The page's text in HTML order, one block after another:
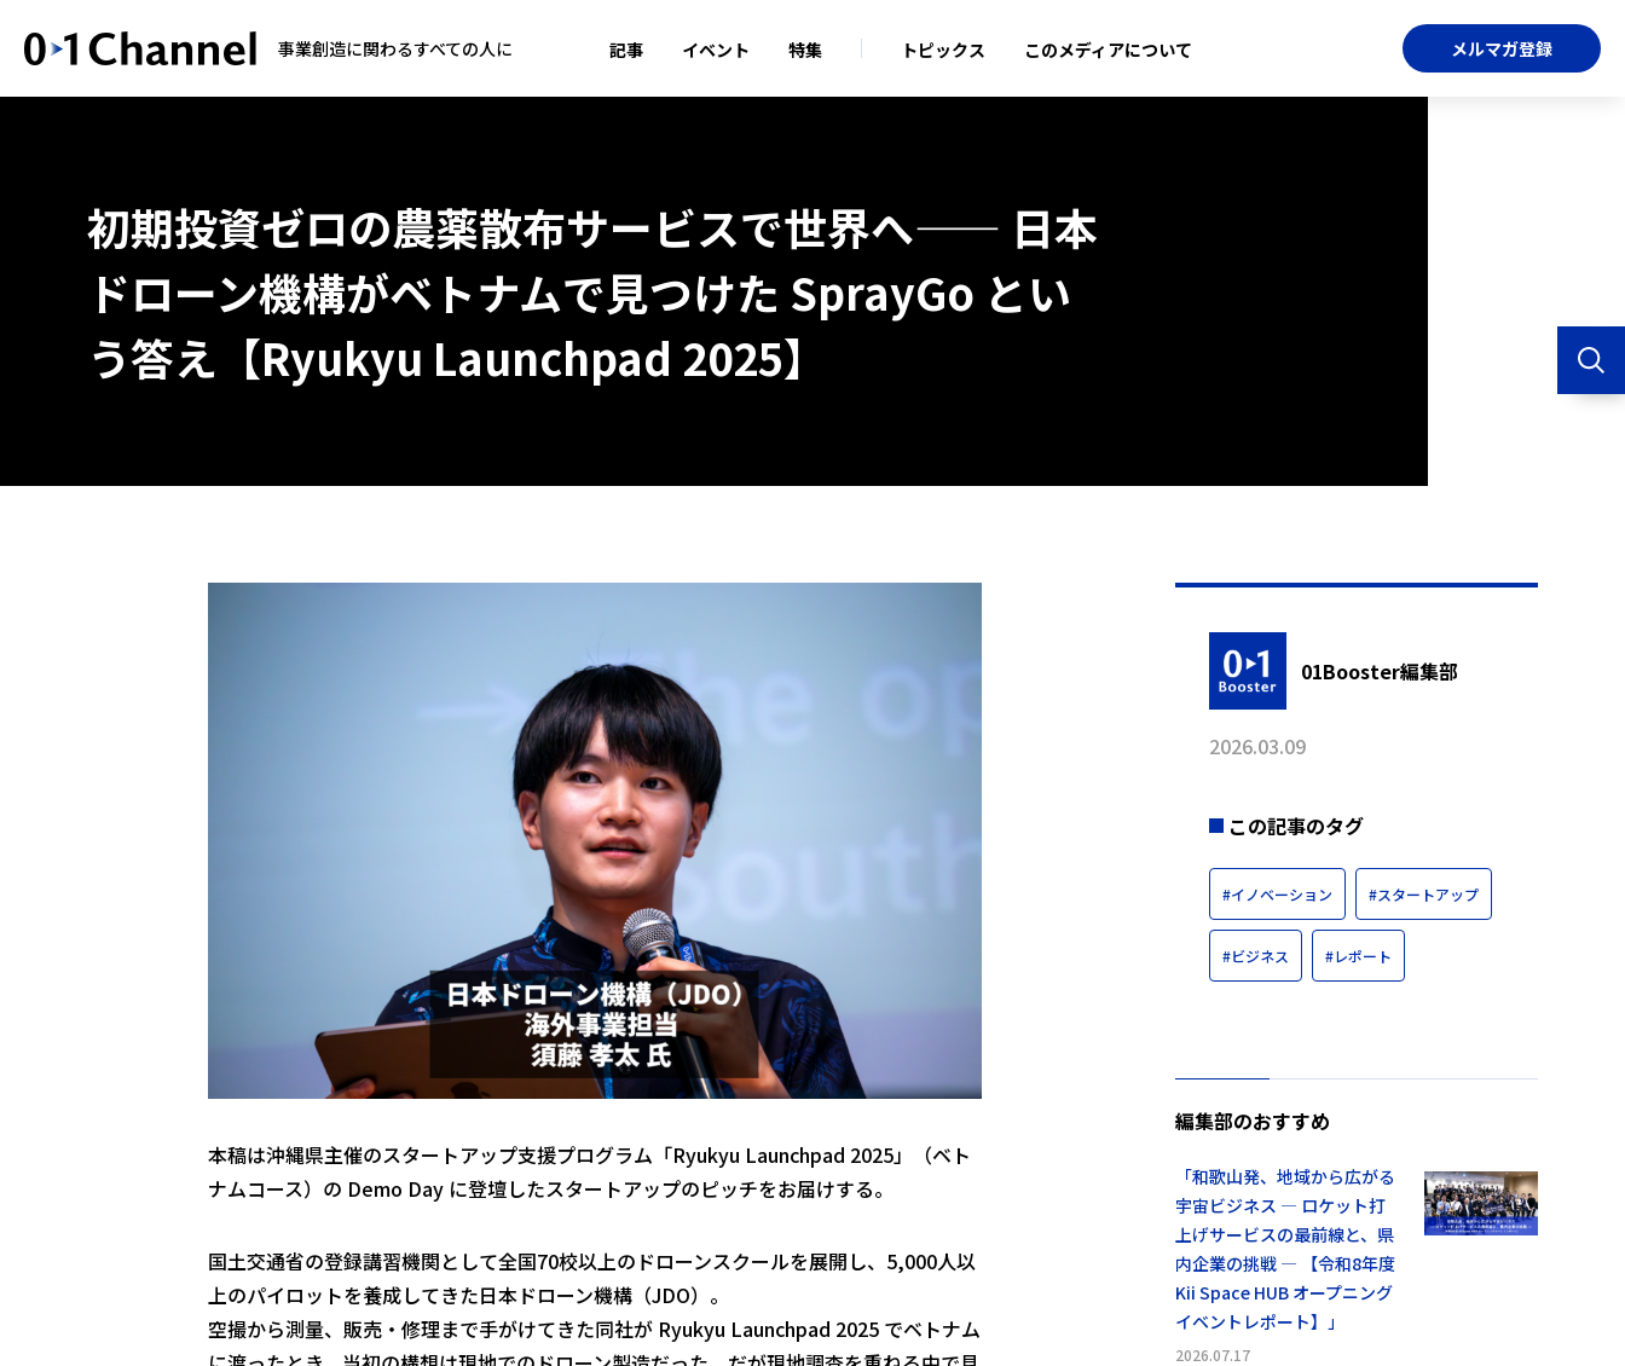
事業創造に関わるすべての人に 記事 イベント 特集 トピックス このメディアについて メルマガ登録
初期投資ゼロの農薬散布サービスで世界へ—— 日本
ドローン機構がベトナムで見つけた SprayGo とい
う答え【Ryukyu Launchpad 2025】
本稿は沖縄県主催のスタートアップ支援プログラム「Ryukyu Launchpad 2025」（ベト
ナムコース）の Demo Day に登壇したスタートアップのピッチをお届けする。
国土交通省の登録講習機関として全国70校以上のドローンスクールを展開し、5,000人以
上のパイロットを養成してきた日本ドローン機構（JDO）。
空撮から測量、販売・修理まで手がけてきた同社が Ryukyu Launchpad 2025 でベトナム
01Booster編集部
2026.03.09
この記事のタグ
#イノベーション #スタートアップ
#ビジネス #レポート
編集部のおすすめ
「和歌山発、地域から広がる
宇宙ビジネス ― ロケット打
上げサービスの最前線と、県
内企業の挑戦 ― 【令和8年度
Kii Space HUB オープニング
イベントレポート】」
2026.07.17